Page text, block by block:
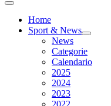
Home
Sport & News
News
Categorie
Calendario
2025
2024
2023
2022